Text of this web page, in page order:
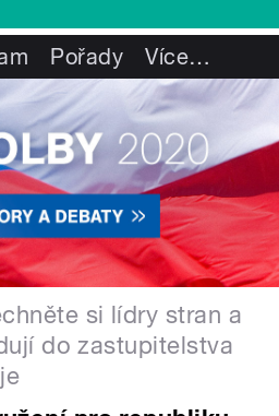
Pořady Více…
si lídry stran a
do zastupitelstva